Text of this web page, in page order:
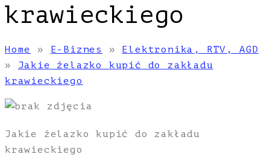
krawieckiego
Home » E-Biznes » Elektronika, RTV, AGD
» Jakie żelazko kupić do zakładu
krawieckiego
Jakie żelazko kupić do zakładu
krawieckiego